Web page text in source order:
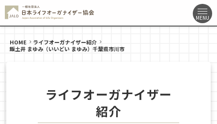
HOME
ライフオーガナイザー紹介
飯土井 まゆみ（いいどい まゆみ）千葉県市川市
ライフオーガナイザー
紹介